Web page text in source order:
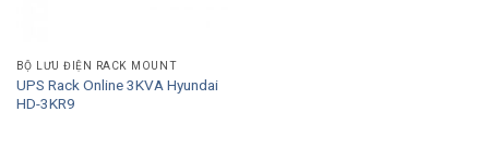
BỘ LƯU ĐIỆN RACK MOUNT
UPS Rack Online 3KVA Hyundai
HD-3KR9